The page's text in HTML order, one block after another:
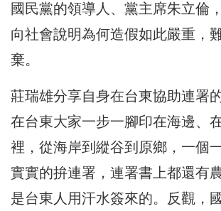
國民黨的領導人、黨主席朱立倫
向社會說明為何造假如此嚴重，
棄。
莊瑞雄分享自身在台東協助連署
在台東大家一步一腳印在海邊、
裡，從海岸到縱谷到原鄉，一個
實實的拚連署，連署書上都還有
是台東人用汗水簽來的。反觀，